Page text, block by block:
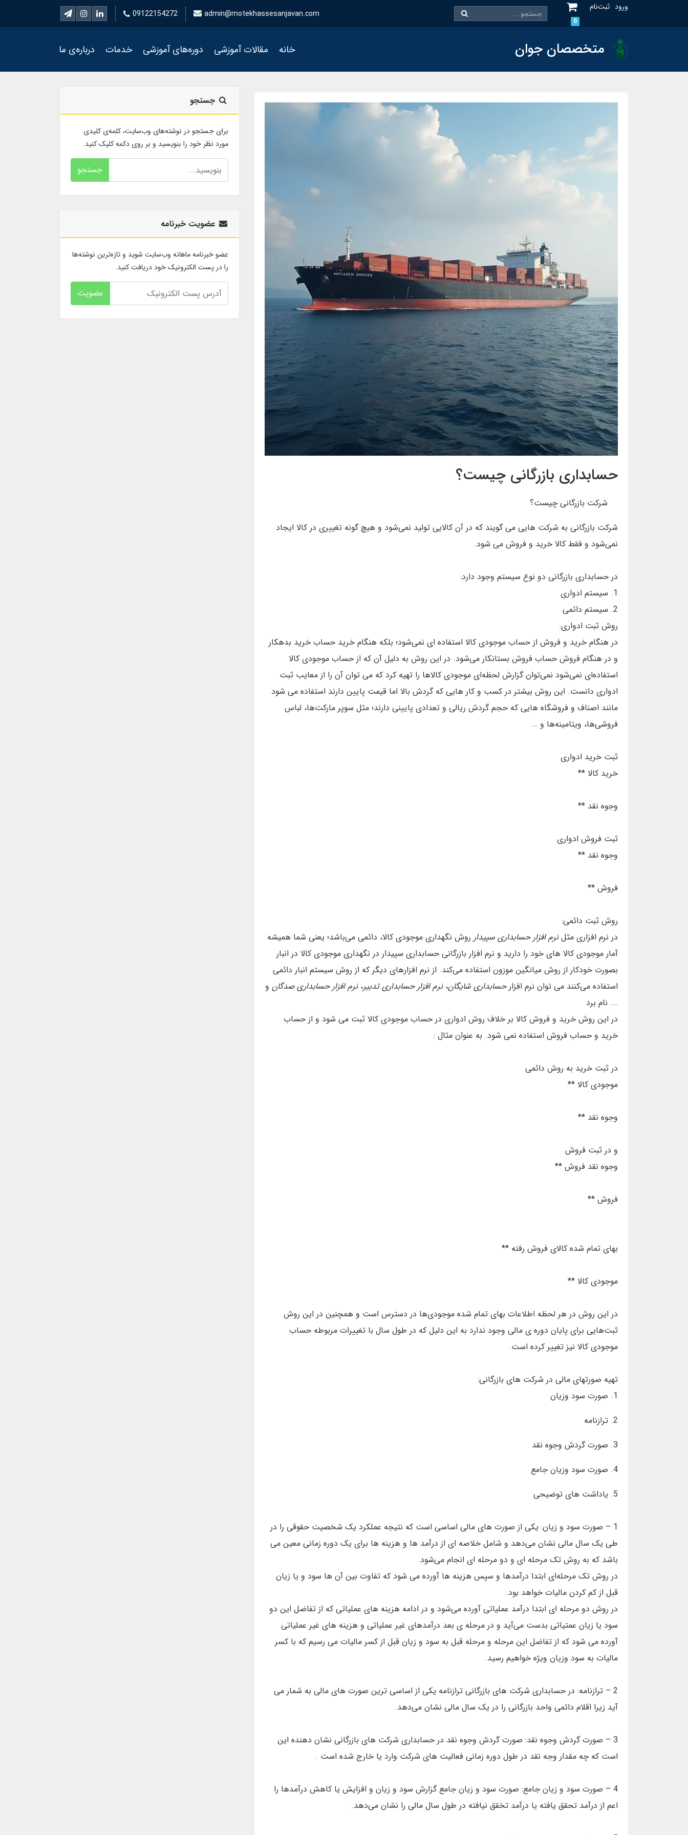
ورود ثبت‌نام
0
09122154272 admin@motekhassesanjavan.com
متخصصان جوان خانه مقالات آموزشی دوره‌های آموزشی خدمات درباره‌ی ما
حسابداری بازرگانی چیست؟
شرکت بازرگانی چیست؟
شرکت بازرگانی به شرکت هایی می گویند که در آن کالایی تولید نمی‌شود و هیچ گونه تغییری در کالا ایجاد
نمی‌شود و فقط کالا خرید و فروش می شود.
در حسابداری بازرگانی دو نوع سیستم وجود دارد:
1. سیستم ادواری
2. سیستم دائمی
روش ثبت ادواری:
در هنگام خرید و فروش از حساب موجودی کالا استفاده ای نمی‌شود؛ بلکه هنگام خرید حساب خرید بدهکار
و در هنگام فروش حساب فروش بستانکار می‌شود. در این روش به دلیل آن که از حساب موجودی کالا
استفاده‌ای نمی‌شود نمی‌توان گزارش لحظه‌ای موجودی کالاها را تهیه کرد که می توان آن را از معایب ثبت
ادواری دانست. این روش بیشتر در کسب و کار هایی که گردش بالا اما قیمت پایین دارند استفاده می شود
مانند اصناف و فروشگاه هایی که حجم گردش ریالی و تعدادی پایینی دارند؛ مثل سوپر مارکت‌ها، لباس
فروشی‌ها، ویتامینه‌ها و …
ثبت خرید ادواری
خرید کالا **
وجوه نقد **
ثبت فروش ادواری
وجوه نقد **
فروش **
روش ثبت دائمی:
در نرم افزاری مثلنرم افزار حسابداری سپیدار روش نگهداری موجودی کالا، دائمی می‌باشد؛ یعنی شما همیشه
آمار موجودی کالا های خود را دارید و نرم افزار بازرگانی حسابداری سپیدار در نگهداری موجودی کالا در انبار
بصورت خودکار از روش میانگین موزون استفاده می‌کند. از نرم افزارهای دیگر که از روش سیستم انبار دائمی
استفاده می‌کنند می توان نرم افزارحسابداری شایگان،نرم افزار حسابداری تدبیر،نرم افزار حسابداری صدگان و
…. نام برد
در این روش خرید و فروش کالا بر خلاف روش ادواری در حساب موجودی کالا ثبت می شود و از حساب
خرید و حساب فروش استفاده نمی شود. به عنوان مثال :
در ثبت خرید به روش دائمی
موجودی کالا **
وجوه نقد **
و در ثبت فروش
وجوه نقد فروش **
فروش **
بهای تمام شده کالای فروش رفته **
موجودی کالا **
در این روش در هر لحظه اطلاعات بهای تمام شده موجودی‌ها در دسترس است و همچنین در این روش
ثبت‌هایی برای پایان دوره ی مالی وجود ندارد به این دلیل که در طول سال با تغییرات مربوطه حساب
موجودی کالا نیز تغییر کرده است.
تهیه صورتهای مالی در شرکت های بازرگانی:
1. صورت سود وزیان
2. ترازنامه
3. صورت گردش وجوه نقد
4. صورت سود وزیان جامع
5. یاداشت های توضیحی
1 – صورت سود و زیان: یکی از صورت های مالی اساسی است که نتیجه عملکرد یک شخصیت حقوقی را در
طی یک سال مالی نشان می‌دهد و شامل خلاصه ای از درآمد ها و هزینه ها برای یک دوره زمانی معین می
باشد که به روش تک مرحله ای و دو مرحله ای انجام می‌شود.
در روش تک مرحله‌ای ابتدا درآمدها و سپس هزینه ها آورده می شود که تفاوت بین آن ها سود و یا زیان
قبل از کم کردن مالیات خواهد بود.
در روش دو مرحله ای ابتدا درآمد عملیاتی آورده می‌شود و در ادامه هزینه های عملیاتی که از تفاضل این دو
سود یا زیان عمتیاتی بدست می‌آید و در مرحله ی بعد درآمدهای غیر عملیاتی و هزینه های غیر عملیاتی
آورده می شود که از تفاضل این مرحله و مرحله قبل به سود و زیان قبل از کسر مالیات می رسیم که با کسر
مالیات به سود وزیان ویژه خواهیم رسید.
2 – ترازنامه: در حسابداری شرکت های بازرگانی ترازنامه یکی از اساسی ترین صورت های مالی به شمار می
آید زیرا اقلام دائمی واحد بازرگانی را در یک سال مالی نشان می‌دهد.
3 – صورت گردش وجوه نقد: صورت گردش وجوه نقد در حسابداری شرکت های بازرگانی نشان دهنده این
است که چه مقدار وجه نقد در طول دوره زمانی فعالیت های شرکت وارد یا خارج شده است .
4 – صورت سود و زیان جامع: صورت سود و زیان جامع گزارش سود و زیان و افزایش یا کاهش درآمدها را
اعم از درآمد تحقق یافته یا درآمد تخقق نیافته در طول سال مالی را نشان می‌دهد.
جستجو
برای جستجو در نوشته‌های وب‌سایت، کلمه‌ی کلیدی
مورد نظر خود را بنویسید و بر روی دکمه کلیک کنید.
جستجو
عضویت خبرنامه
عضو خبرنامه ماهانه وب‌سایت شوید و تازه‌ترین نوشته‌ها
را در پست الکترونیک خود دریافت کنید.
عضویت